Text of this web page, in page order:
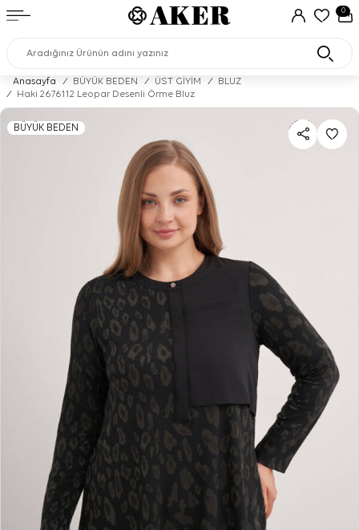
0
Anasayfa / BÜYÜK BEDEN / ÜST GİYİM /
BLUZ
/
Haki 2676112 Leopar Desenli Örme Bluz
BÜYÜK BEDEN